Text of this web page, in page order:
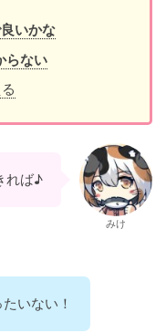
いかな
らない
れば♪
みけ
いない！